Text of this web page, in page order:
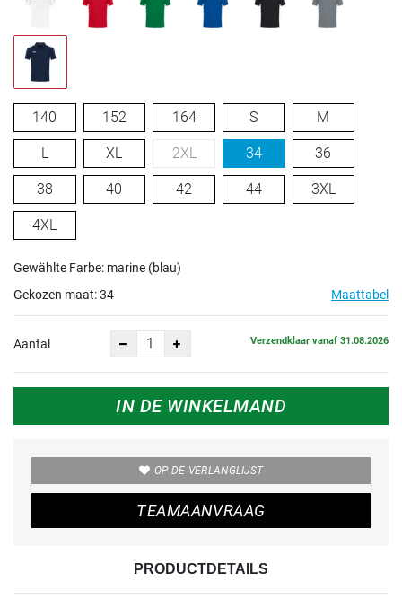
140 152 164 S M
L XL 2XL 34 36
38 40 42 44 3XL
4XL
Gewählte Farbe: marine (blau)
Gekozen maat:34 Maattabel
Aantal Verzendklaar vanaf 31.08.2026
IN DE WINKELMAND
OP DE VERLANGLIJST
TEAMAANVRAAG
PRODUCTDETAILS